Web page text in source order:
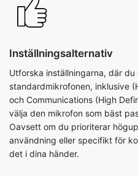
Inställningsalternativ
Utforska inställningarna, där
standardmikrofonen, inklusive
och Communications (High
välja den mikrofon som bäst
Oavsett om du prioriterar
användning eller specifikt för
det i dina händer.